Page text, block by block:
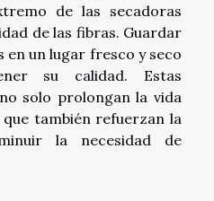
de las secadoras
de las fibras. Guardar
en un lugar fresco y seco
su calidad. Estas
solo prolongan la vida
también refuerzan la
la necesidad de